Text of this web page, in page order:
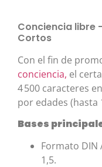
Conciencia libre
Cortos
Con el fin de
conciencia, el
4 500 caracteres
por edades (hasta
Bases
Formato DIN
1,5.